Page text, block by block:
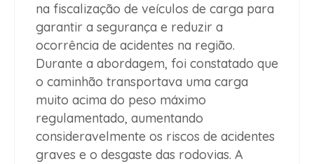
na fiscalização de veículos de carga para
garantir a segurança e reduzir a
ocorrência de acidentes na região.
Durante a abordagem, foi constatado que
o caminhão transportava uma carga
muito acima do peso máximo
regulamentado, aumentando
consideravelmente os riscos de acidentes
graves e o desgaste das rodovias. A